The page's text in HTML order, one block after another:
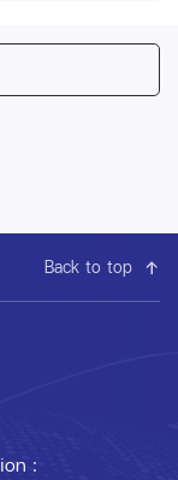
Back to top
: